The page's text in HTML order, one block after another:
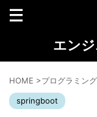
エン
HOME >プログラミング
springboot